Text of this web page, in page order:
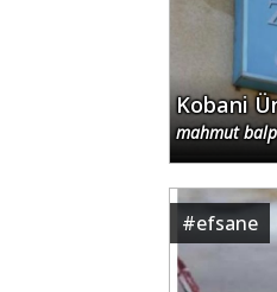
Kobani
mahmut
#efsane